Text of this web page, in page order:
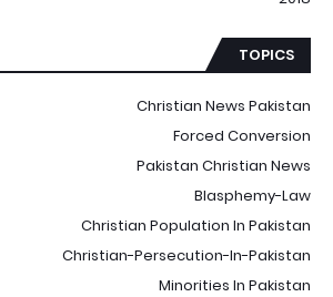
TOPICS
Christian News Pakistan
Forced Conversion
Pakistan Christian News
Blasphemy-Law
Christian Population In Pakistan
Christian-Persecution-In-Pakistan
Minorities In Pakistan